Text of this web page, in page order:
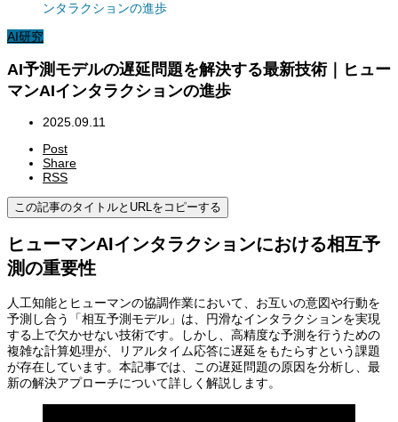
ンタラクションの進歩
AI研究
AI予測モデルの遅延問題を解決する最新技術｜ヒュー
マンAIインタラクションの進歩
2025.09.11
Post
Share
RSS
この記事のタイトルとURLをコピーする
ヒューマンAIインタラクションにおける相互予
測の重要性
人工知能とヒューマンの協調作業において、お互いの意図や行動を
予測し合う「相互予測モデル」は、円滑なインタラクションを実現
する上で欠かせない技術です。しかし、高精度な予測を行うための
複雑な計算処理が、リアルタイム応答に遅延をもたらすという課題
が存在しています。本記事では、この遅延問題の原因を分析し、最
新の解決アプローチについて詳しく解説します。